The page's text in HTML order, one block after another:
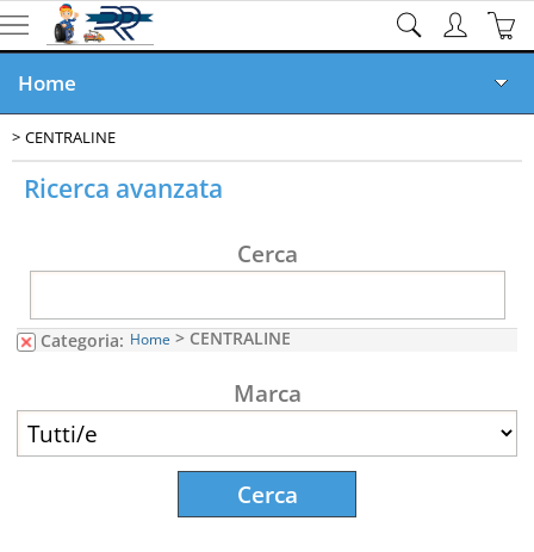
Home
Ricambi online
Veicoli Demoliti
Veicoli in Vendita
Rottamazione GRATIS
CENTRALINE
Ricerca avanzata
Cerca
Categoria: Home > CENTRALINE
Marca